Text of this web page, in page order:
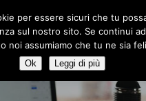
per essere sicuri che tu
sul nostro sito. Se continui
noi assumiamo che tu ne sia
Ok Leggi di più